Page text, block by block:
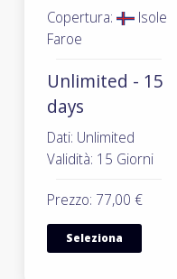
Copertura:
Isole
Faroe
Unlimited - 15
days
Dati: Unlimited
Validità: 15 Giorni
Prezzo: 77,00 €
Seleziona